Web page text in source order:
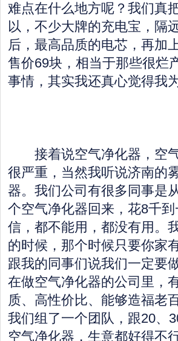
难点在什么地方呢？我们真
以，不少大牌的充电宝，隔
后，最高品质的电芯，再加
售价69块，相当于那些很烂
事情，其实我还真心觉得我
接着说空气净化器，空气
很严重，当然我听说济南的
器。我们公司有很多同事是
个空气净化器回来，花8千
信，都不能用，都没有用。
的时候，那个时候只要你家
跟我的同事们说我们一定要
在做空气净化器的公司里，
质、高性价比、能够造福老
我们组了一个团队，跟20、
空气净化器，生意都好得不